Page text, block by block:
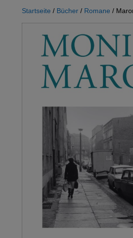
Startseite / Bücher/ Romane /